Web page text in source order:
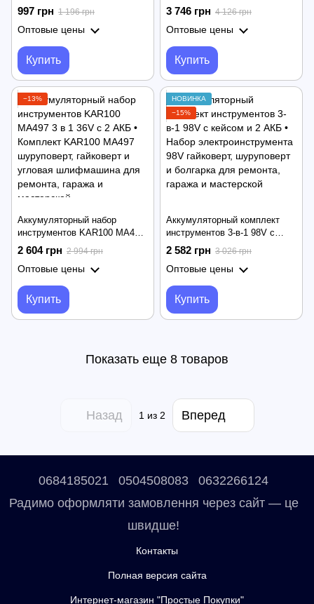
для скоб и гвоздей •
Электрический степлер-
пистолет с USB-зарядкой для
мебели, обивки, ремонта,
дерева, ткани, ДСП и
пластика
997 грн 1 196 грн
Оптовые цены
Купить
аккумуляторами RED •
Аккумуляторный набор MA754
шуруповерт, гайковерт,
перфоратор и угловая
шлифмашина для дома и
ремонта
3 746 грн 4 126 грн
Оптовые цены
Купить
−13%
Аккумуляторный набор
инструментов KAR100 MA497
3 в 1 36V с 2 АКБ • Комплект
KAR100 MA497 шуруповерт,
гайковерт и угловая
шлифмашина для ремонта,
гаража и мастерской
2 604 грн 2 994 грн
Оптовые цены
Купить
НОВИНКА
−15%
Аккумуляторный комплект
инструментов 3-в-1 98V с
кейсом и 2 АКБ • Набор
электроинструмента 98V
гайковерт, шуруповерт и
болгарка для ремонта, гаража
и мастерской
2 582 грн 3 026 грн
Оптовые цены
Купить
Показать еще 8 товаров
Назад 1из 2 Вперед
0684185021 0504508083
0632266124
Радимо оформляти замовлення через сайт — це
швидше!
Контакты
Полная версия сайта
Интернет-магазин "Простые Покупки"